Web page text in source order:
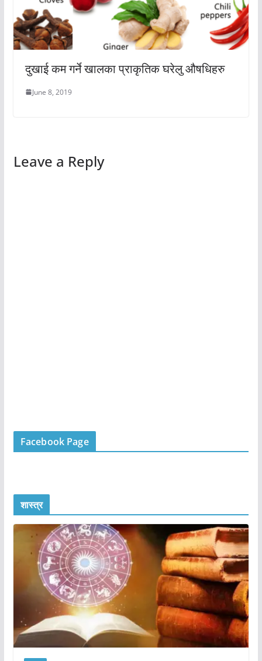
दुखाई कम गर्ने खालका प्राकृतिक घरेलु औषधिहरु
June 8, 2019
Leave a Reply
Facebook Page
शास्त्र